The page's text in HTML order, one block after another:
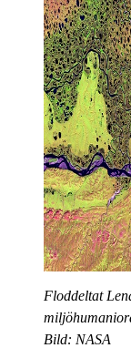
Floddeltat
Bild: NASA